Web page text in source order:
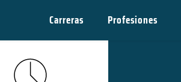
Carreras Profesiones